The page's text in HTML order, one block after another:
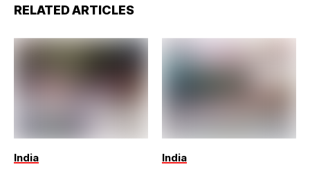
RELATED ARTICLES
India India